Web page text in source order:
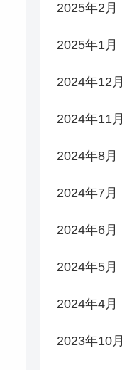
2025年2月
2025年1月
2024年12月
2024年11月
2024年8月
2024年7月
2024年6月
2024年5月
2024年4月
2023年10月